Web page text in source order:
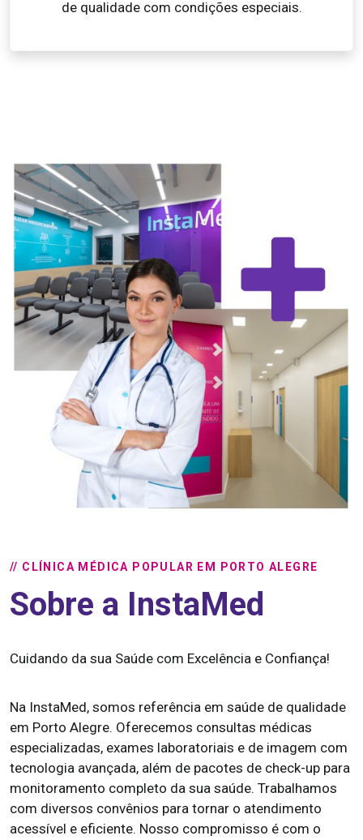
de qualidade com condições especiais.
// CLÍNICA MÉDICA POPULAR EM PORTO ALEGRE
Sobre a InstaMed
Cuidando da sua Saúde com Excelência e Confiança!
Na InstaMed, somos referência em saúde de qualidade
em Porto Alegre. Oferecemos consultas médicas
especializadas, exames laboratoriais e de imagem com
tecnologia avançada, além de pacotes de check-up para
monitoramento completo da sua saúde. Trabalhamos
com diversos convênios para tornar o atendimento
acessível e eficiente. Nosso compromisso é com o